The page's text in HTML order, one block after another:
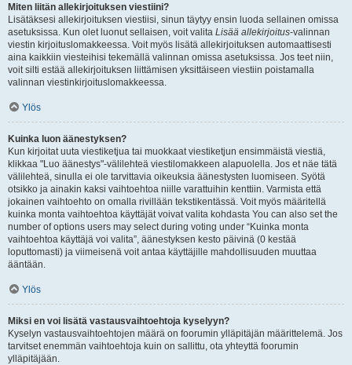
Miten liitän allekirjoituksen viestiini?
Lisätäksesi allekirjoituksen viestiisi, sinun täytyy ensin luoda sellainen omissa
asetuksissa. Kun olet luonut sellaisen, voit valita Lisää allekirjoitus-valinnan
viestin kirjoituslomakkeessa. Voit myös lisätä allekirjoituksen automaattisesti
aina kaikkiin viesteihisi tekemällä valinnan omissa asetuksissa. Jos teet niin,
voit silti estää allekirjoituksen liittämisen yksittäiseen viestiin poistamalla
valinnan viestinkirjoituslomakkeessa.
Ylös
Kuinka luon äänestyksen?
Kun kirjoitat uuta viestiketjua tai muokkaat viestiketjun ensimmäistä viestiä,
klikkaa "Luo äänestys"-välilehteä viestilomakkeen alapuolella. Jos et näe tätä
välilehteä, sinulla ei ole tarvittavia oikeuksia äänestysten luomiseen. Syötä
otsikko ja ainakin kaksi vaihtoehtoa niille varattuihin kenttiin. Varmista että
jokainen vaihtoehto on omalla rivillään tekstikentässä. Voit myös määritellä
kuinka monta vaihtoehtoa käyttäjät voivat valita kohdasta You can also set the
number of options users may select during voting under “Kuinka monta
vaihtoehtoa käyttäjä voi valita”, äänestyksen kesto päivinä (0 kestää
loputtomasti) ja viimeisenä voit antaa käyttäjille mahdollisuuden muuttaa
ääntään.
Ylös
Miksi en voi lisätä vastausvaihtoehtoja kyselyyn?
Kyselyn vastausvaihtoehtojen määrä on foorumin ylläpitäjän määrittelemä. Jos
tarvitset enemmän vaihtoehtoja kuin on sallittu, ota yhteyttä foorumin
ylläpitäjään.